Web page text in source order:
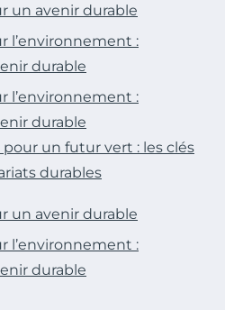
un avenir durable
l’environnement :
durable
l’environnement :
durable
un futur vert : les clés
durables
un avenir durable
l’environnement :
durable